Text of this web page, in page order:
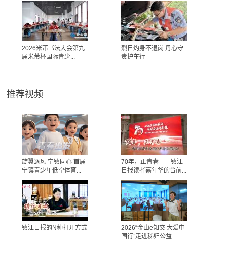
2026米芾书法大会第九
届米芾杯国际青少...
烈日灼身不退岗 丹心守
责护车行
推荐视频
旋翼逐风 宁镇同心 首届
宁镇青少年低空体育...
70年，正青春——镇江
日报读者嘉年华的台前...
镇江日报的N种打开方式
2026“金山e知交 大爱中
国行”走进秭归公益...